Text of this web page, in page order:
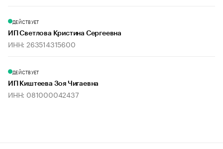
ДЕЙСТВУЕТ
ИП Светлова Кристина Сергеевна
ИНН: 263514315600
ДЕЙСТВУЕТ
ИП Киштеева Зоя Чигаевна
ИНН: 081000042437